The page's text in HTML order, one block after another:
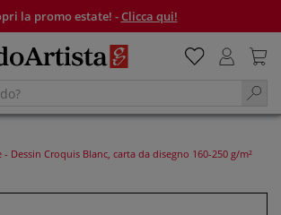
la promo estate! -Clicca qui!
Dessin Croquis Blanc, carta da disegno 160-250 g/m²